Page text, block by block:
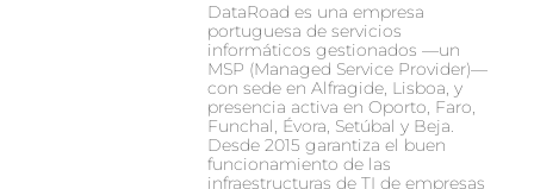
DataRoad es una empresa
portuguesa de servicios
informáticos gestionados —un
MSP (Managed Service Provider)—
con sede en Alfragide, Lisboa, y
presencia activa en Oporto, Faro,
Funchal, Évora, Setúbal y Beja.
Desde 2015 garantiza el buen
funcionamiento de las
infraestructuras de TI de empresas